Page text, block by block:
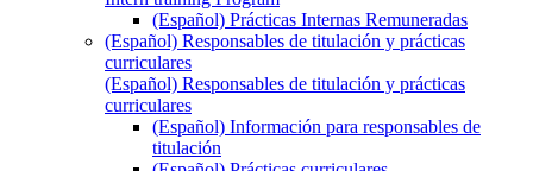
(Español) Prácticas Internas Remuneradas
(Español) Responsables de titulación y prácticas
curriculares
(Español) Responsables de titulación y prácticas
curriculares
(Español) Información para responsables de
titulación